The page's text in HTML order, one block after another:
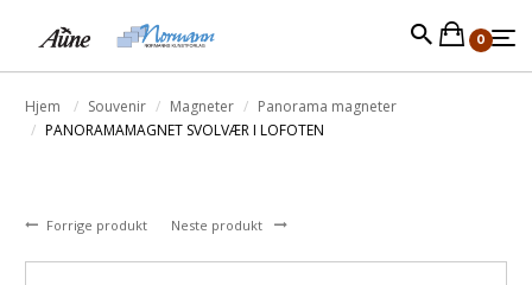
0
Hjem Souvenir Magneter
Panorama magneter
PANORAMAMAGNET SVOLVÆR I LOFOTEN
Forrige produkt Neste produkt